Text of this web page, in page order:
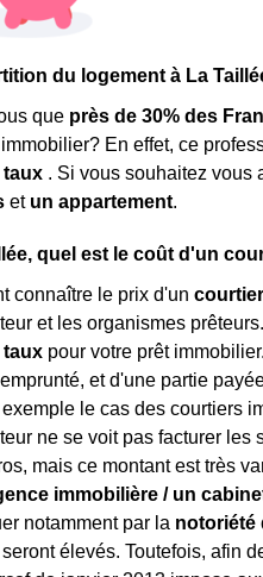
du logement à La
que près de 30% des
immobilier? En effet, ce
taux . Si vous souhaitez vous
et un appartement.
quel est le coût d'un
connaître le prix d'un
et les organismes
taux pour votre prêt
et d'une partie
le cas des courtiers
ne se voit pas facturer
mais ce montant est très
immobilière / un
notamment par la notoriété
seront élevés. Toutefois, afin